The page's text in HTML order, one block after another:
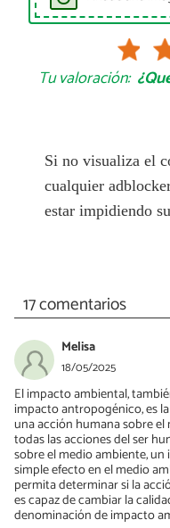
Tu valoración:
Si no visualiza el
cualquier
estar impidiendo
17 comentarios
Melisa
18/05/2025
El impacto ambiental,
impacto antropogénico, es
una acción humana sobre
todas las acciones del ser
sobre el medio ambiente,
simple efecto en el medio
permita determinar si la
es capaz de cambiar la
denominación de impacto